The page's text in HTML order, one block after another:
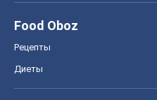
Food Oboz
Рецепты
Диеты